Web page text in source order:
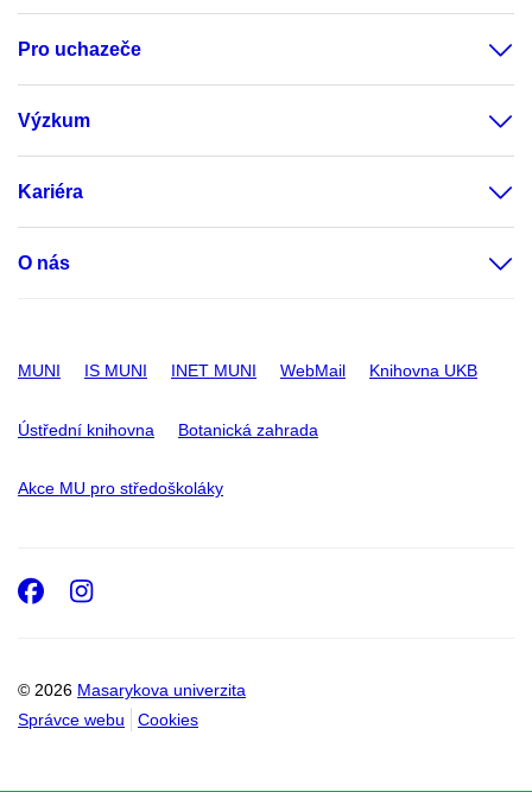
Pro uchazeče
Výzkum
Kariéra
O nás
MUNI IS MUNI INET MUNI WebMail Knihovna UKB
Ústřední knihovna Botanická zahrada
Akce MU pro středoškoláky
© 2026 Masarykova univerzita
Správce webu
Cookies
Facebook
Instagram